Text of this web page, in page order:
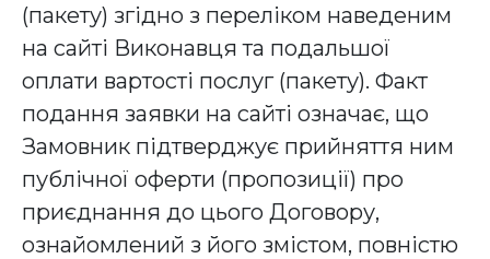
(пакету) згідно з переліком наведеним
на сайті Виконавця та подальшої
оплати вартості послуг (пакету). Факт
подання заявки на сайті означає, що
Замовник підтверджує прийняття ним
публічної оферти (пропозиції) про
приєднання до цього Договору,
ознайомлений з його змістом, повністю